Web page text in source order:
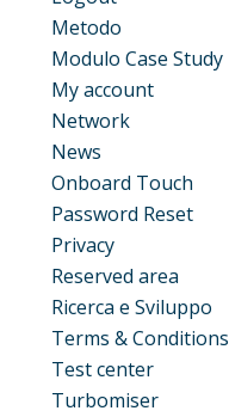
Metodo
Modulo Case Study
My account
Network
News
Onboard Touch
Password Reset
Privacy
Reserved area
Ricerca e Sviluppo
Terms & Conditions
Test center
Turbomiser